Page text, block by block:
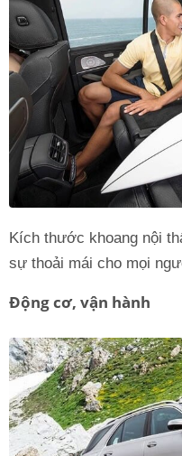
Kích thước khoang nội
sự thoải mái cho mọi
Động cơ, vận hành